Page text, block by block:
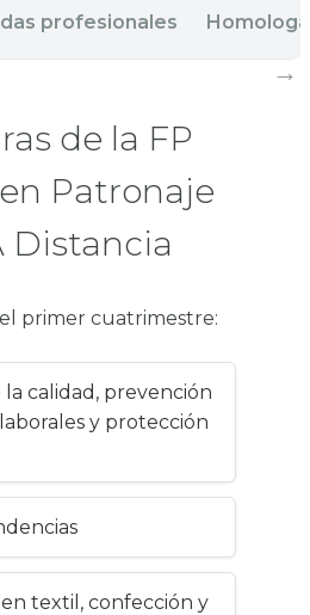
profesionales
de la FP
Patronaje
Distancia
primer cuatrimestre:
la calidad, prevención
y protección
textil, confección y